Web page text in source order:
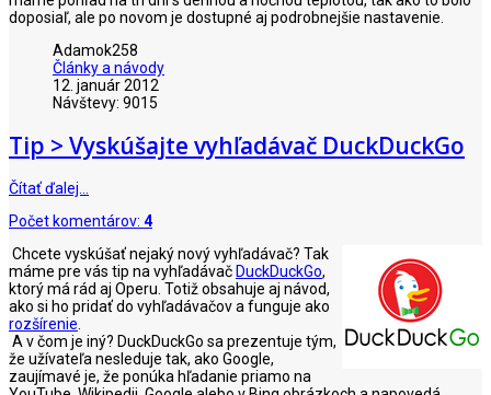
doposiaľ, ale po novom je dostupné aj podrobnejšie nastavenie.
Adamok258
Články a návody
12. január 2012
Návštevy: 9015
Tip > Vyskúšajte vyhľadávač DuckDuckGo
Čítať ďalej…
Počet komentárov: 4
Chcete vyskúšať nejaký nový vyhľadávač? Tak
máme pre vás tip na vyhľadávač DuckDuckGo,
ktorý má rád aj Operu. Totiž obsahuje aj návod,
ako si ho pridať do vyhľadávačov a funguje ako
rozšírenie.
A v čom je iný? DuckDuckGo sa prezentuje tým,
že užívateľa nesleduje tak, ako Google,
zaujímavé je, že ponúka hľadanie priamo na